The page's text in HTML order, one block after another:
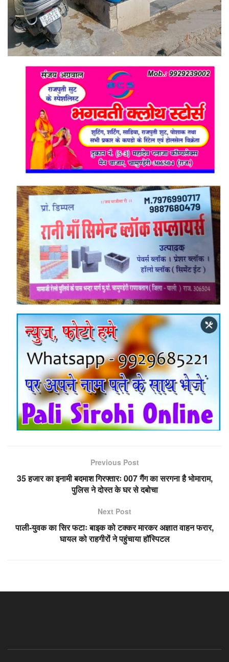
Previous Post
35 हजार का इनामी बदमाश गिरफ्तारः 007 गैंग का सरगना है भोमाराम,
पुलिस ने दोस्त के घर से दबोचा
Next Post
पाली-युवक का सिर फटाः बाइक को टक्कर मारकर अज्ञात वाहन फरार,
घायल को राहगीरों ने पहुंचाया हॉस्पिटल